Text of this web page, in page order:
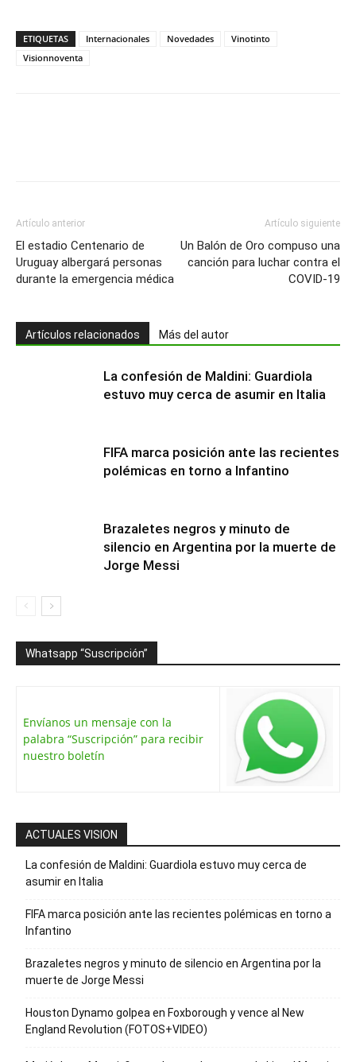
ETIQUETAS Internacionales Novedades
Vinotinto
Visionnoventa
Artículo anterior
El estadio Centenario de
Uruguay albergará personas
durante la emergencia médica
Artículo siguiente
Un Balón de Oro compuso una
canción para luchar contra el
COVID-19
Artículos relacionados Más del autor
La confesión de Maldini: Guardiola
estuvo muy cerca de asumir en Italia
FIFA marca posición ante las recientes
polémicas en torno a Infantino
Brazaletes negros y minuto de
silencio en Argentina por la muerte de
Jorge Messi
Whatsapp “Suscripción”
Envíanos un mensaje con la
palabra “Suscripción” para recibir
nuestro boletín
ACTUALES VISION
La confesión de Maldini: Guardiola estuvo muy cerca de
asumir en Italia
FIFA marca posición ante las recientes polémicas en torno a
Infantino
Brazaletes negros y minuto de silencio en Argentina por la
muerte de Jorge Messi
Houston Dynamo golpea en Foxborough y vence al New
England Revolution (FOTOS+VIDEO)